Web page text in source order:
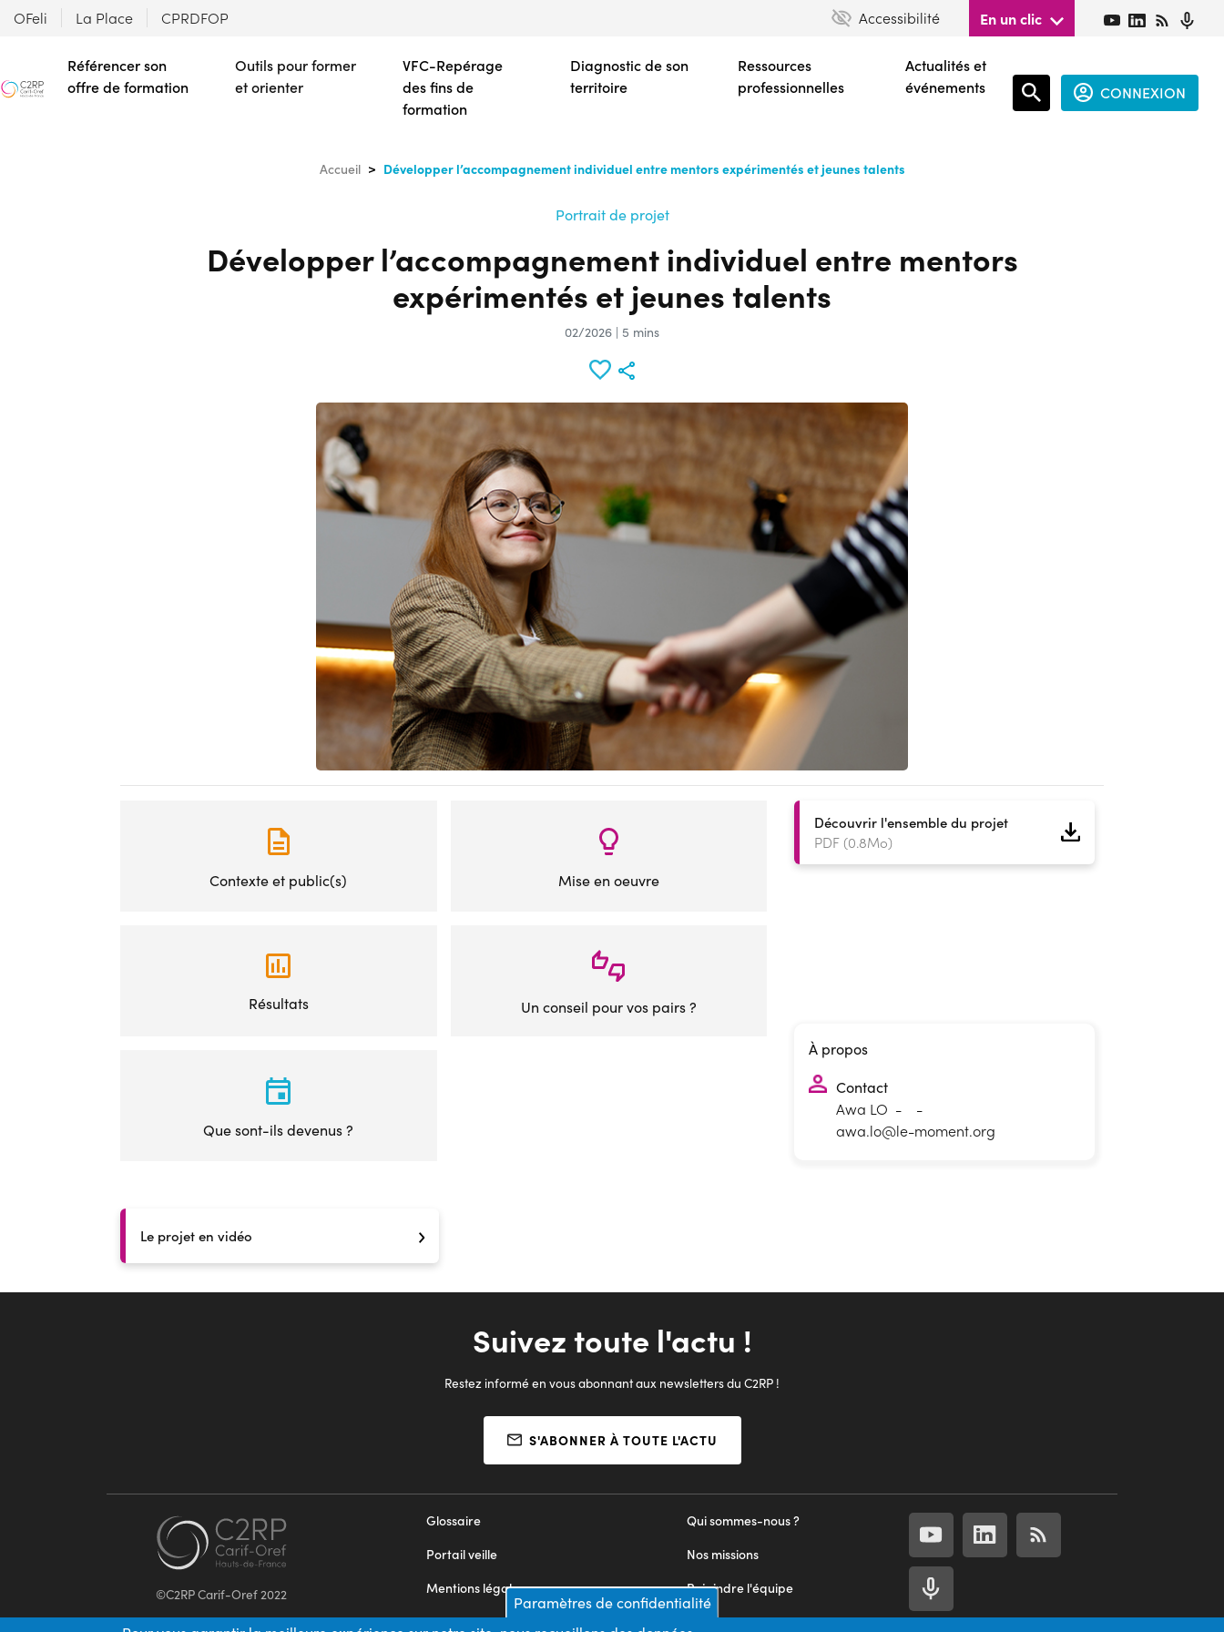
contenu
principal
OFeli La Place CPRDFOP Accessibilité En un clic
Référencer son
offre de formation
Outils pour former
et orienter
VFC-Repérage
des fins de
formation
Diagnostic de son
territoire
Ressources
professionnelles
Actualités et
événements
CONNEXION
Accueil Développer l’accompagnement individuel entre mentors expérimentés et jeunes talents
Portrait de projet
Développer l’accompagnement individuel entre mentors
expérimentés et jeunes talents
02/2026 | 5 mins
Contexte et public(s) Mise en oeuvre
Résultats Un conseil pour vos pairs ?
Que sont-ils devenus ?
Découvrir l'ensemble du projet
PDF (0.8Mo)
À propos
Contact
Awa LO -
-
awa.lo@le-moment.org
Le projet en vidéo
Suivez toute l'actu !
Restez informé en vous abonnant aux newsletters du C2RP !
S'ABONNER À TOUTE L'ACTU
©C2RP Carif-Oref 2022
Qui sommes-nous ?
Nos missions
Rejoindre l'équipe
Nous contacter
Glossaire
Portail veille
Mentions légales
Appels d'offres
Paramètres de confidentialité